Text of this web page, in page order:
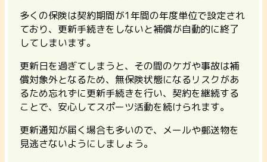
多くの保険は契約期間が1年間の年度単位で設定され
ており、更新手続きをしないと補償が自動的に終了
してしまいます。
更新日を過ぎてしまうと、その間のケガや事故は補
償対象外となるため、無保険状態になるリスクがあ
るため忘れずに更新手続きを行い、契約を継続する
ことで、安心してスポーツ活動を続けられます。
更新通知が届く場合も多いので、メールや郵送物を
見逃さないようにしましょう。